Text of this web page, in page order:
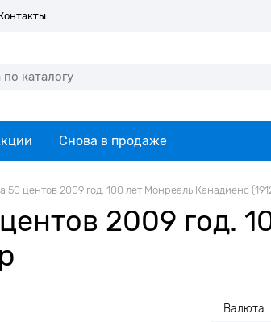
Снова в продаже
50 центов 2009 год. 100 лет Монреаль Канадиенс
2009 год.
Валюта